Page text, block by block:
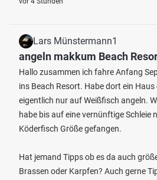
Lars Münstermann1
angeln makkum Beach
Hallo zusammen ich fahre Anfang
ins Beach Resort. Habe dort ein
eigentlich nur auf Weißfisch angeln.
habe bis auf eine vernünftige Schleie
Köderfisch Größe gefangen.
Hat jemand Tipps ob es da auch
Brassen oder Karpfen? Auch gerne